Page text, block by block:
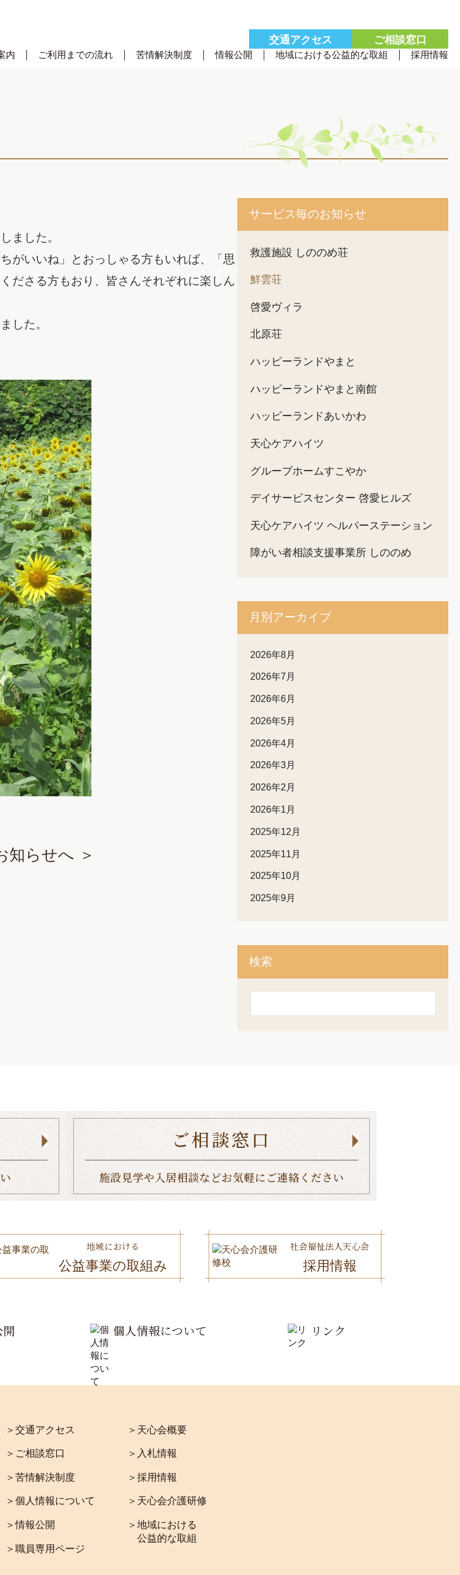
内 ご利用までの流れ 苦情解決制度 情報公開 地域における公益的な取組 採用情報
交通アクセス ご相談窓口
ました。
がいいね」とおっしゃる方もいれば、「思
ださる方もおり、皆さんそれぞれに楽しん
した。
知らせへ ＞
サービス毎のお知らせ
救護施設 しののめ荘
鮮雲荘
啓愛ヴィラ
北原荘
ハッピーランドやまと
ハッピーランドやまと南館
ハッピーランドあいかわ
天心ケアハイツ
グループホームすこやか
デイサービスセンター 啓愛ヒルズ
天心ケアハイツ ヘルパーステーション
障がい者相談支援事業所 しののめ
月別アーカイブ
2026年8月
2026年7月
2026年6月
2026年5月
2026年4月
2026年3月
2026年2月
2026年1月
2025年12月
2025年11月
2025年10月
2025年9月
検索
ご相談窓口
施設見学や入居相談などお気軽にご連絡ください
地域における
公益事業の取組み
社会福祉法人天心会
採用情報
個人情報について リンク
＞交通アクセス
＞ご相談窓口
＞苦情解決制度
＞個人情報について
＞情報公開
＞職員専用ページ
＞天心会概要
＞入札情報
＞採用情報
＞天心会介護研修
＞地域における
公益的な取組